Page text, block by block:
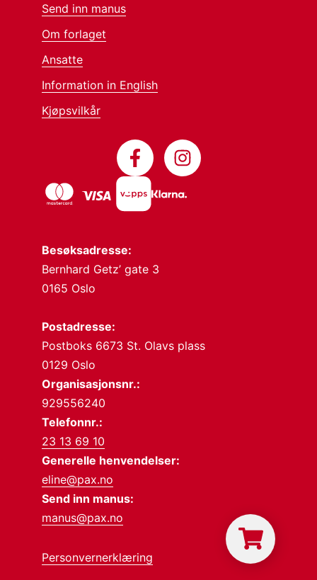
Besøksadresse:
Bernhard Getz’ gate 3
0165 Oslo
Postadresse:
Postboks 6673 St. Olavs plass
0129 Oslo
Organisasjonsnr.:
929556240
Telefonnr.:
23 13 69 10
Generelle henvendelser:
eline@pax.no
Send inn manus:
manus@pax.no
Personvernerklæring
Send inn manus
Om forlaget
Ansatte
Information in English
Kjøpsvilkår